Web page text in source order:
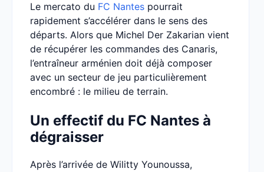
Le mercato du FC Nantes pourrait
rapidement s’accélérer dans le sens des
départs. Alors que Michel Der Zakarian vient
de récupérer les commandes des Canaris,
l’entraîneur arménien doit déjà composer
avec un secteur de jeu particulièrement
encombré : le milieu de terrain.
Un effectif du FC Nantes à
dégraisser
Après l’arrivée de Wilitty Younoussa,